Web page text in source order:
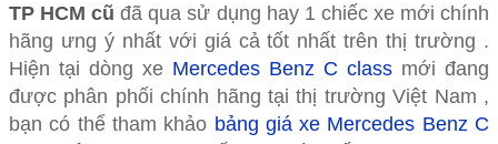
TP HCM cũ đã qua sử dụng hay 1 chiếc xe mới chính
hãng ưng ý nhất với giá cả tốt nhất trên thị trường .
Hiện tại dòng xe Mercedes Benz C class mới đang
được phân phối chính hãng tại thị trường Việt Nam ,
bạn có thể tham khảo bảng giá xe Mercedes Benz C